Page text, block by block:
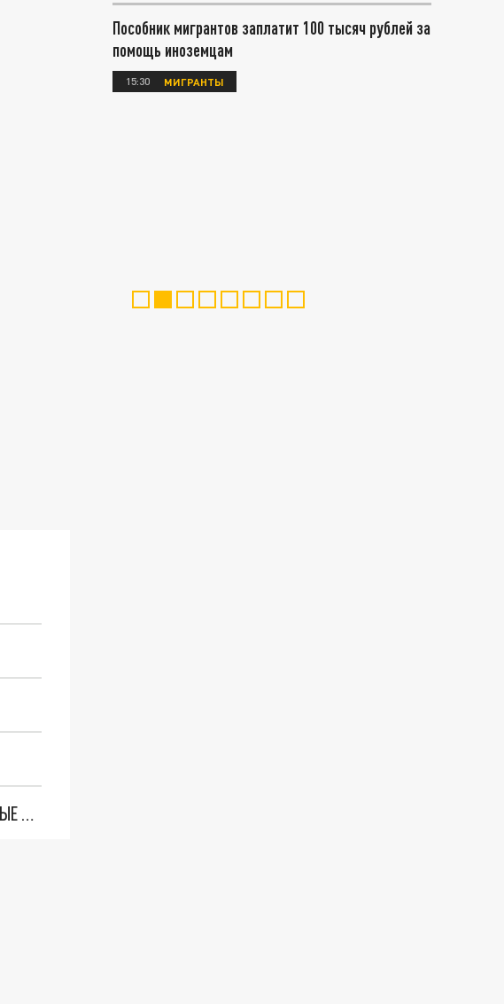
"ОЧЕНЬ ПЛОХИЕ НОВОСТИ": БОЛЬШАЯ ОШИБКА PALANTIR В РОССИИ. СТРАНЫ НАТО ВПЕРВЫЕ ЗА СВО ОСТАНОВИЛИ ПОСТАВКИ ОРУЖИЯ. ВСУ ТЕРЯЮТ ПРИГРАНИЧЬЕ?
Пособник мигрантов заплатит 100 тысяч рублей за
помощь иноземцам
15:30 МИГРАНТЫ